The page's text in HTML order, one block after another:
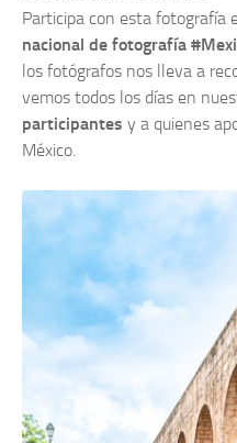
Participa con esta fotografía
nacional de fotografía
los fotógrafos nos lleva a
vemos todos los días en
participantes y a quienes
México.